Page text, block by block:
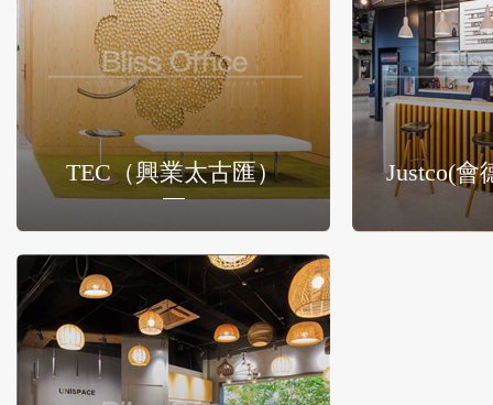
TEC（興業太古匯） Justco(會